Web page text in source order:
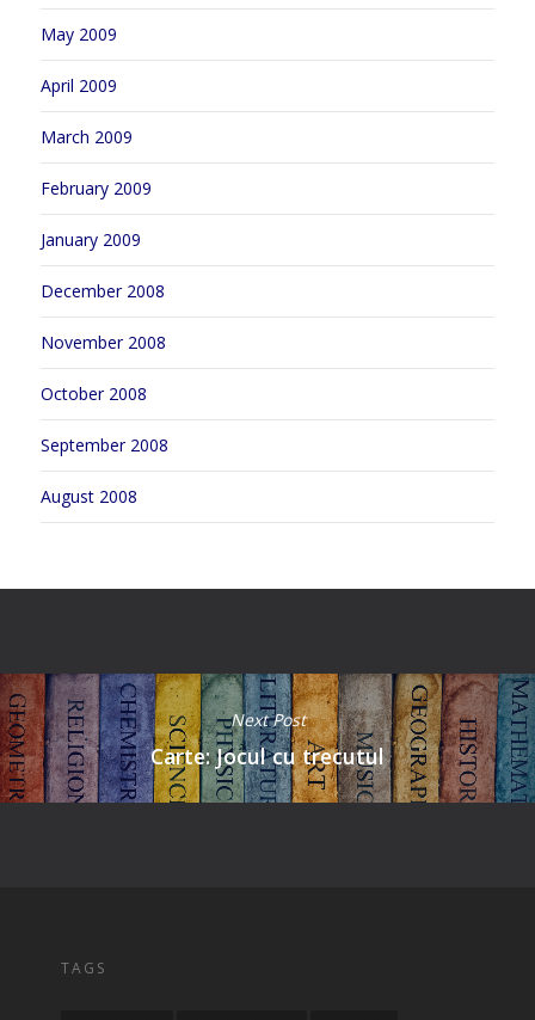
May 2009
April 2009
March 2009
February 2009
January 2009
December 2008
November 2008
October 2008
September 2008
August 2008
Next Post
Carte: Jocul cu trecutul
TAGS